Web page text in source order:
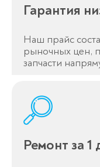
Гарантия
Наш прайс
рыночных цен,
запчасти
Ремонт за 1